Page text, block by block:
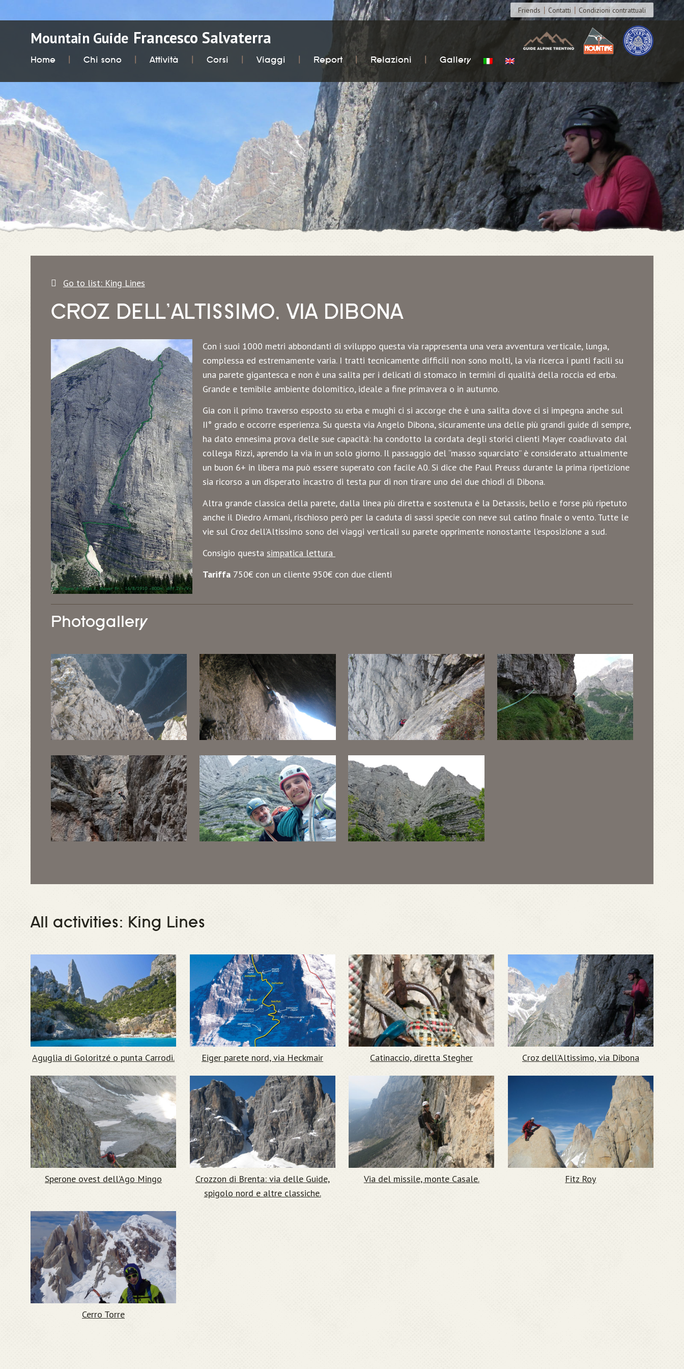
Friends Contatti Condizioni contrattuali
Mountain Guide Francesco Salvaterra
Home Chi sono Attività Corsi Viaggi Report Relazioni Gallery
Go to list: King Lines
CROZ DELL’ALTISSIMO, VIA DIBONA
Con i suoi 1000 metri abbondanti di sviluppo questa via rappresenta una vera avventura verticale, lunga,
complessa ed estremamente varia. I tratti tecnicamente difficili non sono molti, la via ricerca i punti facili su
una parete gigantesca e non è una salita per i delicati di stomaco in termini di qualità della roccia ed erba.
Grande e temibile ambiente dolomitico, ideale a fine primavera o in autunno.
Gia con il primo traverso esposto su erba e mughi ci si accorge che è una salita dove ci si impegna anche sul
II° grado e occorre esperienza. Su questa via Angelo Dibona, sicuramente una delle più grandi guide di sempre,
ha dato ennesima prova delle sue capacità: ha condotto la cordata degli storici clienti Mayer coadiuvato dal
collega Rizzi, aprendo la via in un solo giorno. Il passaggio del “masso squarciato” è considerato attualmente
un buon 6+ in libera ma può essere superato con facile A0. Si dice che Paul Preuss durante la prima ripetizione
sia ricorso a un disperato incastro di testa pur di non tirare uno dei due chiodi di Dibona.
Altra grande classica della parete, dalla linea più diretta e sostenuta è la Detassis, bello e forse più ripetuto
anche il Diedro Armani, rischioso però per la caduta di sassi specie con neve sul catino finale o vento. Tutte le
vie sul Croz dell’Altissimo sono dei viaggi verticali su parete opprimente nonostante l’esposizione a sud.
Consigio questa simpatica lettura
Tariffa 750€ con un cliente 950€ con due clienti
Photogallery
All activities: King Lines
Aguglia di Goloritzé o punta Carrodi. Eiger parete nord, via Heckmair Catinaccio, diretta Stegher Croz dell’Altissimo, via Dibona
Sperone ovest dell’Ago Mingo
Crozzon di Brenta: via delle Guide,
spigolo nord e altre classiche.
Via del missile, monte Casale. Fitz Roy
Cerro Torre